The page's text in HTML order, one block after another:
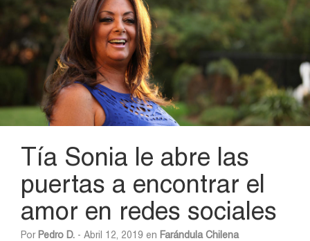
Tía Sonia le abre las
puertas a encontrar el
amor en redes sociales
Por Pedro D. - Abril 12, 2019 en Farándula Chilena